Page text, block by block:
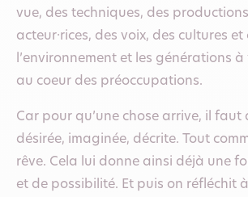
vue, des techniques, des
acteur·rices, des voix, des cultures et
l’environnement et les générations
au coeur des préoccupations.
Car pour qu’une chose arrive, il faut
désirée, imaginée, décrite. Tout
rêve. Cela lui donne ainsi déjà une
et de possibilité. Et puis on réfléchit